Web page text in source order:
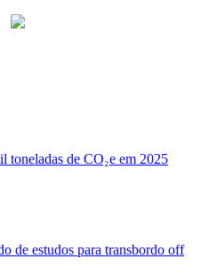
toneladas de CO₂e em 2025
de estudos para transbordo off